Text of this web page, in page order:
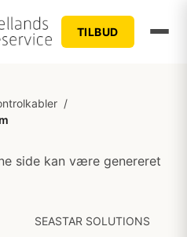
TILBUD
/
side kan være genereret
SEASTAR SOLUTIONS